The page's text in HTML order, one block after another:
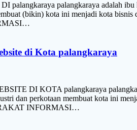
palangkaraya adalah ibu
(bikin) kota ini menjadi kota bisnis
di Kota palangkaraya
DI KOTA palangkaraya
dan perkotaan membuat kota ini
INFORMASI…